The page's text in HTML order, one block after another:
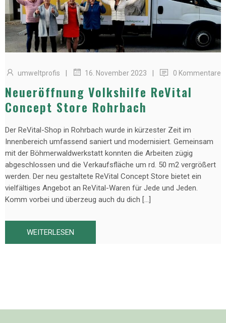
umweltprofis | 16. November 2023 | 0 Kommentare
Neueröffnung Volkshilfe ReVital
Concept Store Rohrbach
Der ReVital-Shop in Rohrbach wurde in kürzester Zeit im
Innenbereich umfassend saniert und modernisiert. Gemeinsam
mit der Böhmerwaldwerkstatt konnten die Arbeiten zügig
abgeschlossen und die Verkaufsfläche um rd. 50 m2 vergrößert
werden. Der neu gestaltete ReVital Concept Store bietet ein
vielfältiges Angebot an ReVital-Waren für Jede und Jeden.
Komm vorbei und überzeug auch du dich […]
WEITERLESEN